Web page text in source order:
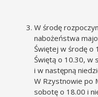
W środę
nabożeństwa
Świętej w środę o
Świętą o 10.30, w
i w następną
W Rzystnowie po
sobotę o 18.00 i